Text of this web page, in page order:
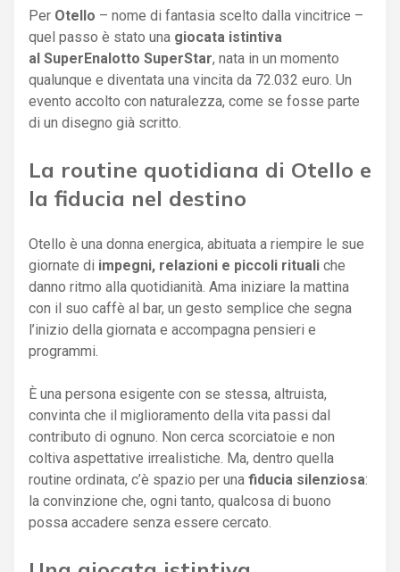
Per Otello – nome di fantasia scelto dalla vincitrice –
quel passo è stato una giocata istintiva
al SuperEnalotto SuperStar, nata in un momento
qualunque e diventata una vincita da 72.032 euro. Un
evento accolto con naturalezza, come se fosse parte
di un disegno già scritto.
La routine quotidiana di Otello e
la fiducia nel destino
Otello è una donna energica, abituata a riempire le sue
giornate di impegni, relazioni e piccoli rituali che
danno ritmo alla quotidianità. Ama iniziare la mattina
con il suo caffè al bar, un gesto semplice che segna
l’inizio della giornata e accompagna pensieri e
programmi.
È una persona esigente con se stessa, altruista,
convinta che il miglioramento della vita passi dal
contributo di ognuno. Non cerca scorciatoie e non
coltiva aspettative irrealistiche. Ma, dentro quella
routine ordinata, c’è spazio per una fiducia silenziosa:
la convinzione che, ogni tanto, qualcosa di buono
possa accadere senza essere cercato.